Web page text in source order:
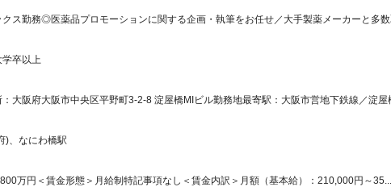
クス勤務◎医薬品プロモーションに関する企画・執筆をお任せ／大手製薬メーカーと多
学卒以上
：大阪府大阪市中央区平野町3-2-8 淀屋橋MIビル勤務地最寄駅：大阪市営地下鉄線／淀屋
)、なにわ橋駅
万円＜賃金形態＞月給制特記事項なし＜賃金内訳＞月額（基本給）：210,000円～35...